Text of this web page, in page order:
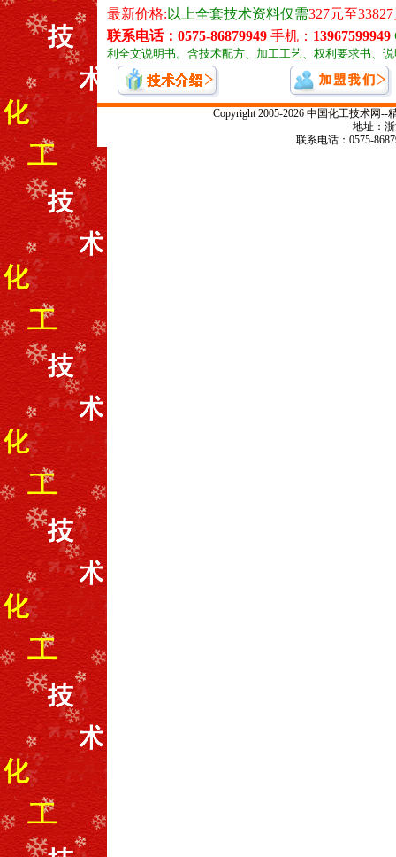
Copyright 2005-2026 中国化工技术网
地址：
联系电话：0575-